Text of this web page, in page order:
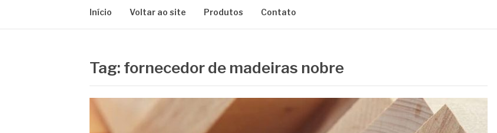
Início Voltar ao site Produtos Contato
Tag: fornecedor de madeiras nobre